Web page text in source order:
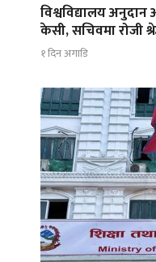
विश्वविद्यालय
केसी, सचिवमा रोजी
१ दिन अगाडि